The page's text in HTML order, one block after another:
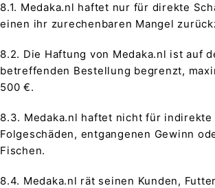
8.1. Medaka.nl haftet nur für direkte
einen ihr zurechenbaren Mangel
8.2. Die Haftung von Medaka.nl ist auf
betreffenden Bestellung begrenzt,
500 €.
8.3. Medaka.nl haftet nicht für indirekte
Folgeschäden, entgangenen Gewinn
Fischen.
8.4. Medaka.nl rät seinen Kunden,